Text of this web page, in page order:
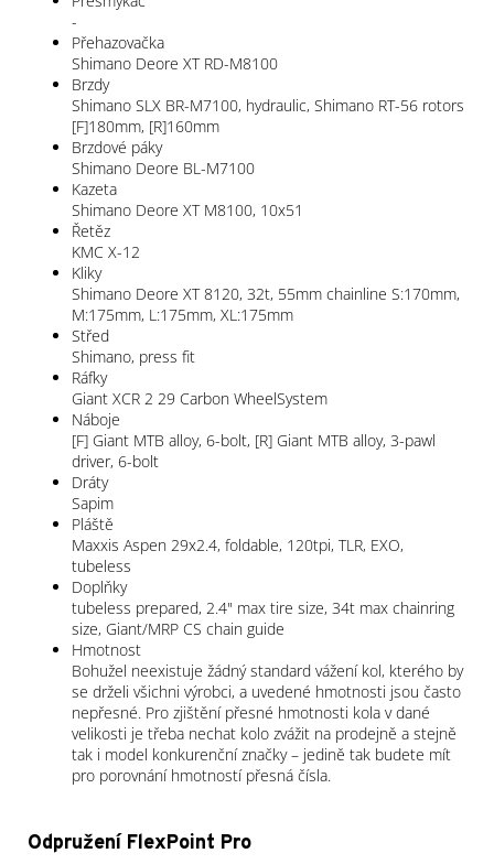
-
Přehazovačka
Shimano Deore XT RD-M8100
Brzdy
Shimano SLX BR-M7100, hydraulic, Shimano RT-56 rotors
[F]180mm, [R]160mm
Brzdové páky
Shimano Deore BL-M7100
Kazeta
Shimano Deore XT M8100, 10x51
Řetěz
KMC X-12
Kliky
Shimano Deore XT 8120, 32t, 55mm chainline S:170mm,
M:175mm, L:175mm, XL:175mm
Střed
Shimano, press fit
Ráfky
Giant XCR 2 29 Carbon WheelSystem
Náboje
[F] Giant MTB alloy, 6-bolt, [R] Giant MTB alloy, 3-pawl
driver, 6-bolt
Dráty
Sapim
Pláště
Maxxis Aspen 29x2.4, foldable, 120tpi, TLR, EXO,
tubeless
Doplňky
tubeless prepared, 2.4" max tire size, 34t max chainring
size, Giant/MRP CS chain guide
Hmotnost
Bohužel neexistuje žádný standard vážení kol, kterého by
se drželi všichni výrobci, a uvedené hmotnosti jsou často
nepřesné. Pro zjištění přesné hmotnosti kola v dané
velikosti je třeba nechat kolo zvážit na prodejně a stejně
tak i model konkurenční značky – jedině tak budete mít
pro porovnání hmotností přesná čísla.
Odpružení FlexPoint Pro